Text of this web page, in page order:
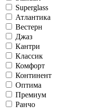
Superglass
Атлантика
Вестерн
Джаз
Кантри
Классик
Комфорт
Континент
Оптима
Премиум
Ранчо